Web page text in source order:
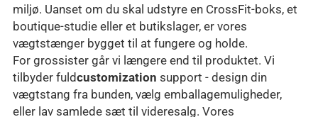
miljø. Uanset om du skal udstyre en CrossFit-boks, et
boutique-studie eller et butikslager, er vores
vægtstænger bygget til at fungere og holde.
For grossister går vi længere end til produktet. Vi
tilbyder fuldcustomization support - design din
vægtstang fra bunden, vælg emballagemuligheder,
eller lav samlede sæt til videresalg. Vores